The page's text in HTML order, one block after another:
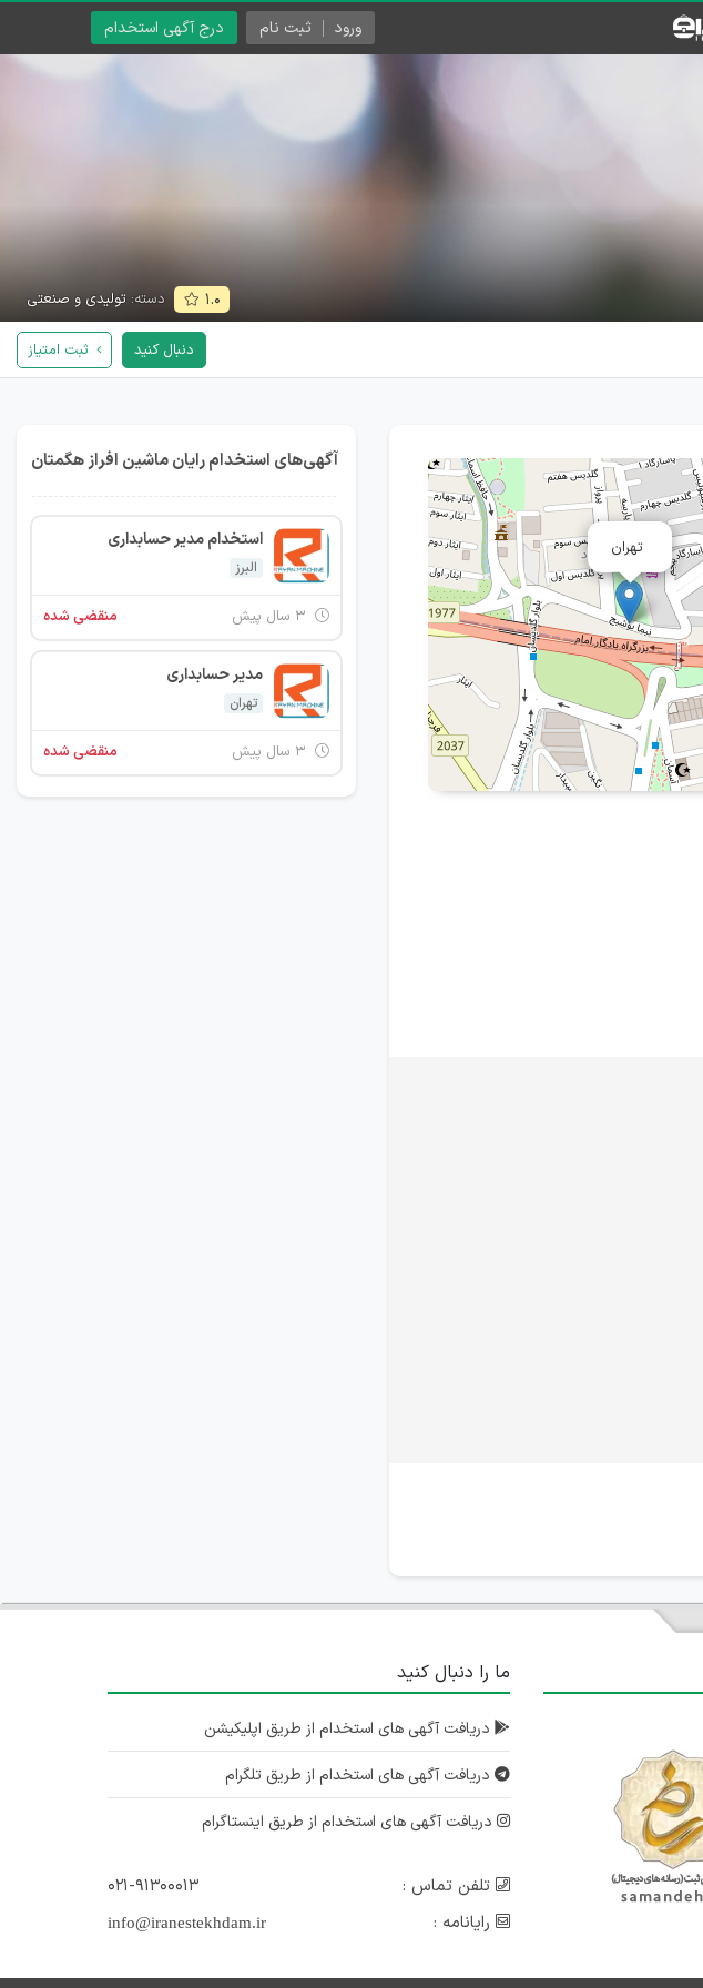
درج آگهی استخدام ورود ثبت نام
۱.۰ دسته: تولیدی و صنعتی
دنبال کنید ثبت امتیاز
تهران
آگهی‌های استخدام رایان ماشین افراز هگمتان
استخدام مدیر حسابداری
البرز
منقضی شده
مدیر حسابداری
تهران
منقضی شده
ما را دنبال کنید
دریافت آگهی های استخدام از طریق اپلیکیشن
دریافت آگهی های استخدام از طریق تلگرام
دریافت آگهی های استخدام از طریق اینستاگرام
تلفن تماس :
۰۲۱-۹۱۳۰۰۰۱۳
رایانامه :
info@iranestekhdam.ir